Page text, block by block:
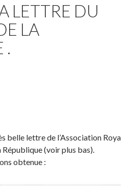
LETTRE DU
LA
.
belle lettre de l’Association Roya
(voir plus bas).
obtenue :